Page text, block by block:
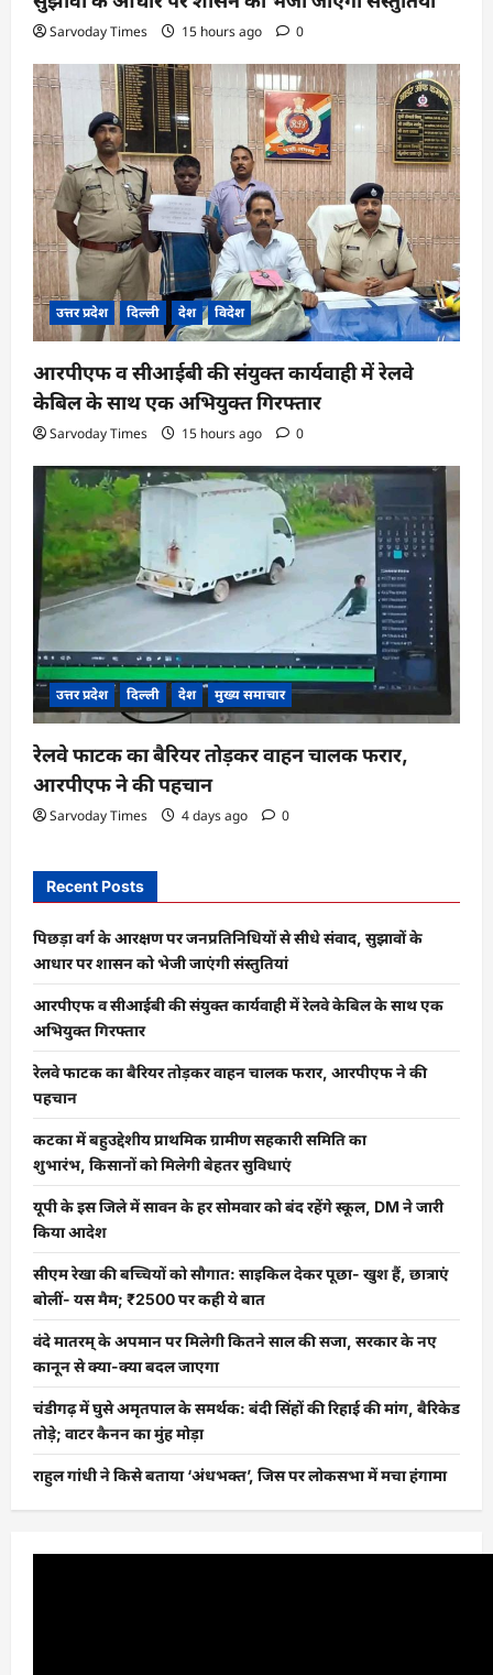
Sarvoday Times 15 hours ago 0
उत्तर प्रदेश दिल्ली देश विदेश
आरपीएफ व सीआईबी की संयुक्त कार्यवाही में रेलवे
केबिल के साथ एक अभियुक्त गिरफ्तार
Sarvoday Times 15 hours ago 0
उत्तर प्रदेश दिल्ली देश मुख्य समाचार
रेलवे फाटक का बैरियर तोड़कर वाहन चालक फरार,
आरपीएफ ने की पहचान
Sarvoday Times 4 days ago 0
Recent Posts
पिछड़ा वर्ग के आरक्षण पर जनप्रतिनिधियों से सीधे संवाद, सुझावों के
आधार पर शासन को भेजी जाएंगी संस्तुतियां
आरपीएफ व सीआईबी की संयुक्त कार्यवाही में रेलवे केबिल के साथ एक
अभियुक्त गिरफ्तार
रेलवे फाटक का बैरियर तोड़कर वाहन चालक फरार, आरपीएफ ने की
पहचान
कटका में बहुउद्देशीय प्राथमिक ग्रामीण सहकारी समिति का
शुभारंभ, किसानों को मिलेगी बेहतर सुविधाएं
यूपी के इस जिले में सावन के हर सोमवार को बंद रहेंगे स्कूल, DM ने जारी
किया आदेश
सीएम रेखा की बच्चियों को सौगात: साइकिल देकर पूछा- खुश हैं, छात्राएं
बोलीं- यस मैम; ₹2500 पर कही ये बात
वंदे मातरम् के अपमान पर मिलेगी कितने साल की सजा, सरकार के नए
कानून से क्या-क्या बदल जाएगा
चंडीगढ़ में घुसे अमृतपाल के समर्थक: बंदी सिंहों की रिहाई की मांग, बैरिकेड
तोड़े; वाटर कैनन का मुंह मोड़ा
राहुल गांधी ने किसे बताया ‘अंधभक्त’, जिस पर लोकसभा में मचा हंगामा